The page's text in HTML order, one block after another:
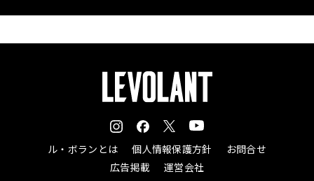
ル・ボランとは 個人情報保護方針
お問合せ
広告掲載
運営会社